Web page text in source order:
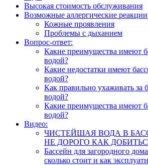
Высокая стоимость обслуживания
Возможные аллергические реакции
Кожные проявления
Проблемы с дыханием
Вопрос-ответ:
Какие преимущества имеют
водой?
Какие недостатки имеют
водой?
Как правильно ухаживать за
водой?
Какие преимущества имеют
водой?
Видео:
ЧИСТЕЙШАЯ ВОДА В
НЕ ДОРОГО КАК
Бассейн для загородного
сколько стоит и как